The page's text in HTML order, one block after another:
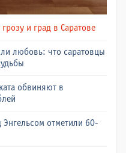
и град в Саратове
любовь: что саратовцы
обвиняют в
отметили 60-